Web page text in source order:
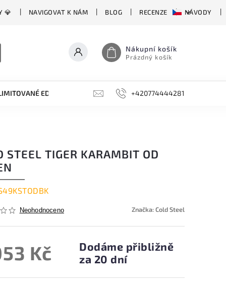
💎 NAVIGOVAT K NÁM BLOG RECENZE NÁVODY
Nákupní košík
Prázdný košík
EDICE BROUSKY, BRUSKY, OCÍLKY
+420774444281
STEEL TIGER KARAMBIT OD
Neohodnoceno Značka:Cold Steel
Kč
Dodáme přibližně
za 20 dní